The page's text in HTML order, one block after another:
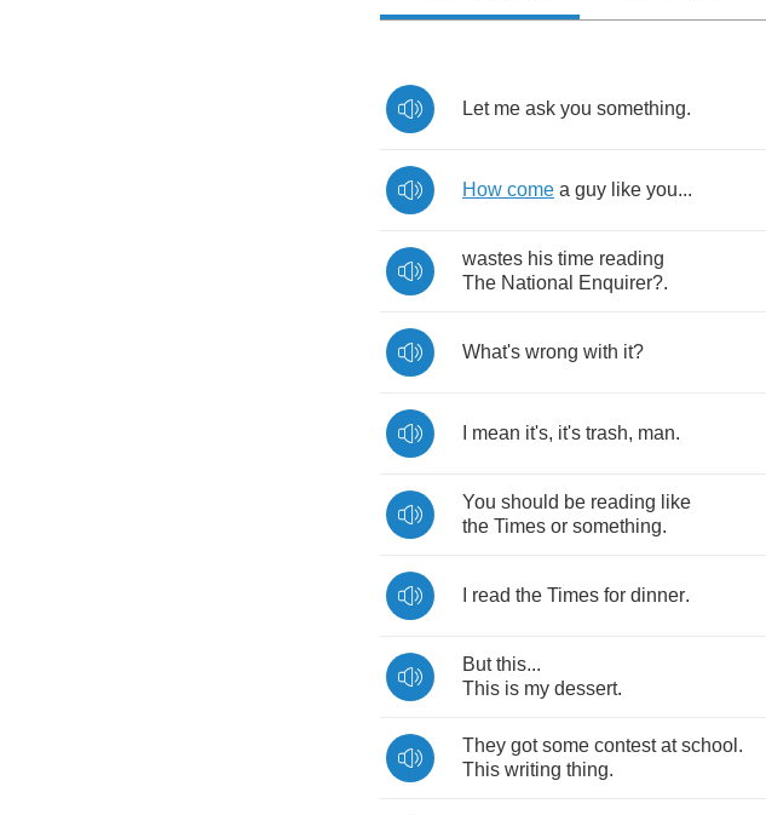
Let me ask you something.
How come a guy like you...
wastes his time reading
The National Enquirer?.
What's wrong with it?
mean it's, it's trash, man.
You should be reading like
the Times or something.
read the Times for dinner.
But this...
This is my dessert.
They got some contest at school .
This writing thing.